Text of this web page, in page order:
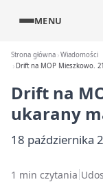
MENU
Strona główna Wiadomości
Drift na MOP Mieszkowo.
Drift na
ukarany
18 października
1 min czytania